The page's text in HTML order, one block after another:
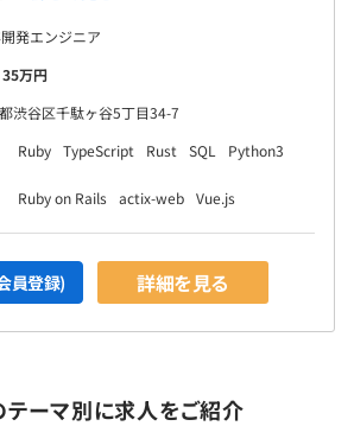
発エンジニア
万円
渋谷区千駄ヶ谷5丁目34-7
Ruby TypeScript Rust SQL
Python3
Ruby on Rails actix-web Vue.js
員登録) 詳細を見る
テーマ別に求人をご紹介